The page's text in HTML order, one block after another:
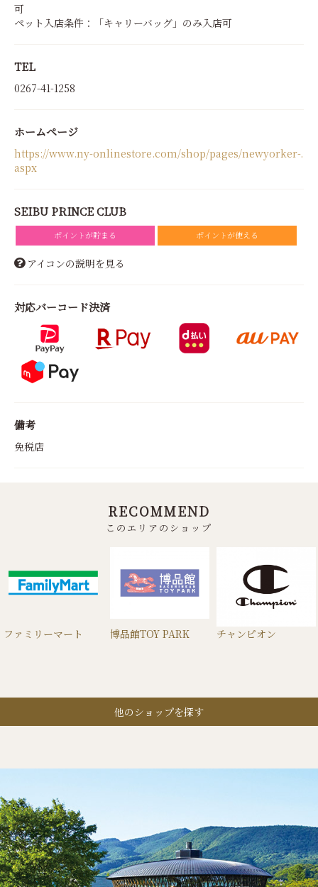
可
ペット入店条件：「キャリーバッグ」のみ入店可
TEL
0267-41-1258
ホームページ
https://www.ny-onlinestore.com/shop/pages/newyorker-.
aspx
SEIBU PRINCE CLUB
ポイントが貯まる ポイントが使える
アイコンの説明を見る
対応バーコード決済
備考
免税店
RECOMMEND
このエリアのショップ
ファミリーマート 博品館TOY PARK チャンピオン
他のショップを探す